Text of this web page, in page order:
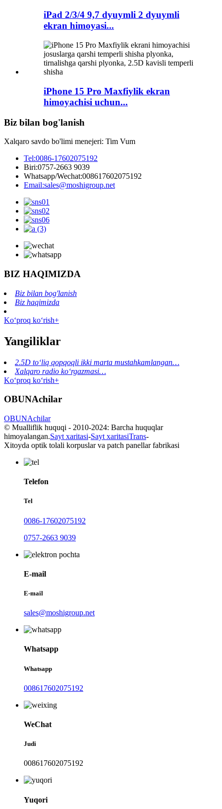
iPad 2/3/4 9,7 dyuymli 2 dyuymli
ekran himoyasi...
iPhone 15 Pro Maxfiylik ekran
himoyachisi uchun...
Biz bilan bog'lanish
Xalqaro savdo bo'limi menejeri: Tim Vum
Tel:0086-17602075192
Biri:0757-2663 9039
Whatsapp/Wechat:008617602075192
Email:sales@moshigroup.net
BIZ HAQIMIZDA
Biz bilan bog'lanish
Biz haqimizda
Koʻproq koʻrish+
Yangiliklar
2.5D toʻliq qopqoqli ikki marta mustahkamlangan…
Xalqaro radio ko‘rgazmasi…
Koʻproq koʻrish+
OBUNAchilar
OBUNAchilar
© Mualliflik huquqi - 2010-2024: Barcha huquqlar
himoyalangan.Sayt xaritasi-Sayt xaritasiTrans-
Xitoyda optik tolali korpuslar va patch panellar fabrikasi
Telefon
Tel
0086-17602075192
0757-2663 9039
E-mail
E-mail
sales@moshigroup.net
Whatsapp
Whatsapp
008617602075192
WeChat
Judi
008617602075192
Yuqori